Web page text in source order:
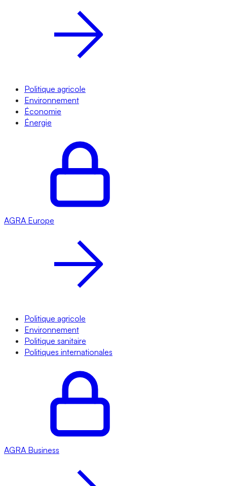
Politique agricole
Environnement
Économie
Énergie
AGRA Europe
Politique agricole
Environnement
Politique sanitaire
Politiques internationales
AGRA Business